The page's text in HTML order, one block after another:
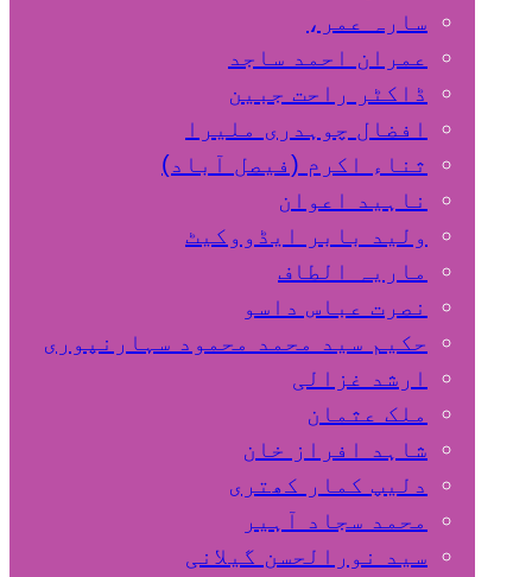
سارہ عمر،
عمران احمد ساجد
ڈاکٹر راحت جبین
افضال چوہدری ملیرا
ثناء اکرم (فیصل آباد)
ناہید اعوان
ولید بابر ایڈووکیٹ
ماریہ الطاف
نصرت عباس داسو
حکیم سید محمد محمود سہارنپوری
ارشد غزالی
ملک عثمان
شاہد افراز خان
دلیپ کمار کھتری
محمد سجاد آہیر
سید نورالحسن گیلانی